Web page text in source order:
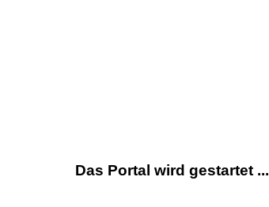
Das Portal wird gestartet ...